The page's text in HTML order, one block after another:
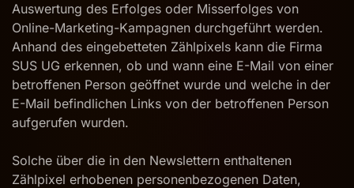
Auswertung des Erfolges oder Misserfolges von
Online-Marketing-Kampagnen durchgeführt werden.
Anhand des eingebetteten Zählpixels kann die Firma
SUS UG erkennen, ob und wann eine E-Mail von einer
betroffenen Person geöffnet wurde und welche in der
E-Mail befindlichen Links von der betroffenen Person
aufgerufen wurden.
Solche über die in den Newslettern enthaltenen
Zählpixel erhobenen personenbezogenen Daten,